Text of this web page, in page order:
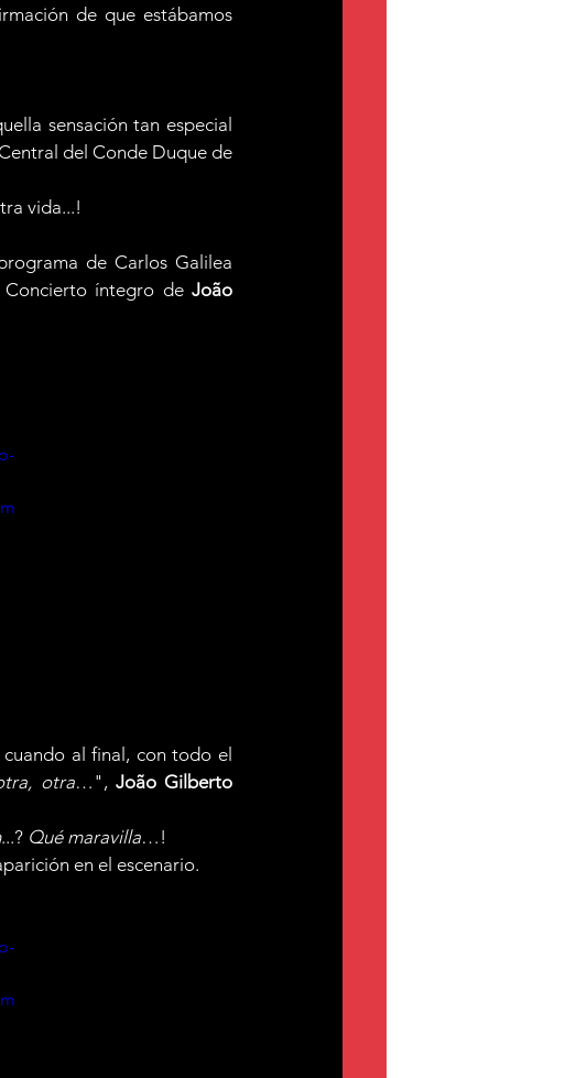
de que estábamos
sensación tan especial
del Conde Duque de
vida...!
de Carlos Galilea
Concierto íntegro de João
al final, con todo el
otra…", João Gilberto
...? Qué maravilla…!
en el escenario.